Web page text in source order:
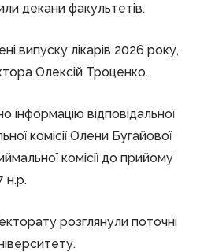
декани факультетів.
випуску лікарів 2026 року,
Олексій Троценко.
інформацію відповідальної
комісії Олени Бугайової
комісії до прийому
н.р.
розглянули поточні